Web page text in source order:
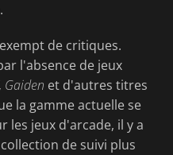
de critiques.
l'absence de jeux
Gaiden et d'autres titres
la gamme actuelle se
les jeux d'arcade, il y a
de suivi plus